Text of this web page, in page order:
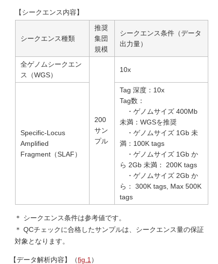
【シークエンス内容】
シークエンス種類
推奨
集団
規模
シークエンス条件（データ
出力量）
全ゲノムシークエン
ス（WGS）
200
サン
プル
10x
Specific-Locus
Amplified
Fragment（SLAF）
Tag 深度：10x
Tag数：
・ゲノムサイズ 400Mb
未満：WGSを推奨
・ゲノムサイズ 1Gb 未
満：100K tags
・ゲノムサイズ 1Gb か
ら 2Gb 未満： 200K tags
・ゲノムサイズ 2Gb か
ら： 300K tags, Max 500K
tags
＊ シークエンス条件は参考値です。
＊ QCチェックに合格したサンプルは、シークエンス量の保証
対象となります。
【データ解析内容】（fig.1 ）